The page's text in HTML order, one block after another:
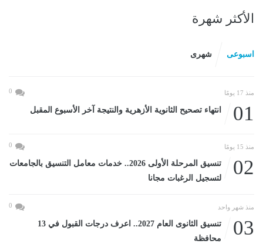
الأكثر شهرة
اسبوعى شهرى
منذ 17 يومًا 0
01 انتهاء تصحيح الثانوية الأزهرية والنتيجة آخر الأسبوع المقبل
منذ 15 يومًا 0
02
تنسيق المرحلة الأولى 2026.. خدمات معامل التنسيق بالجامعات
لتسجيل الرغبات مجانا
منذ شهر واحد 0
03
تنسيق الثانوى العام 2027.. اعرف درجات القبول في 13
محافظة